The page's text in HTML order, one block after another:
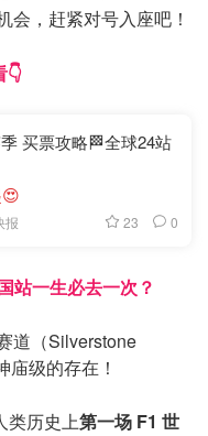
会，赶紧对号入座吧！
👇
买票攻略🏁全球24站
报 23 0
一生必去一次？
道（Silverstone
级的存在！
类历史上第一场 F1 世